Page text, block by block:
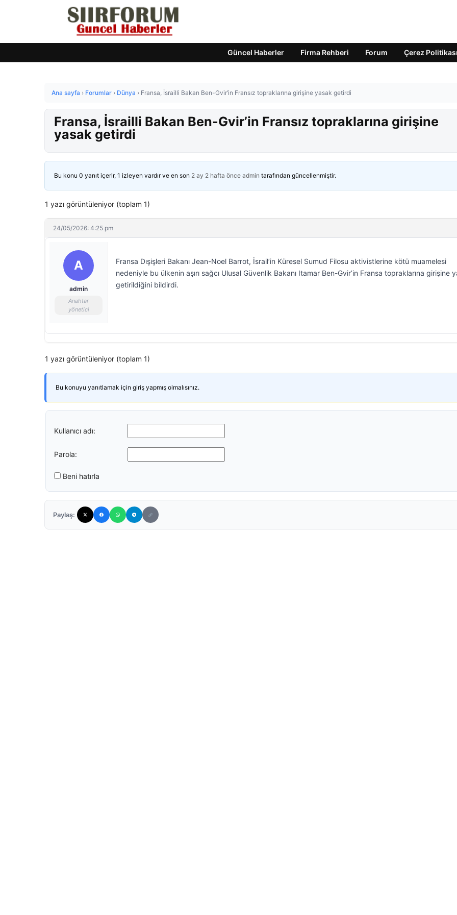
Güncel Haberler Firma Rehberi Forum Çerez Politikası
Ana sayfa › Forumlar › Dünya › Fransa, İsrailli Bakan Ben-Gvir’in Fransız topraklarına girişine yasak getirdi
Fransa, İsrailli Bakan Ben-Gvir’in Fransız topraklarına girişine
yasak getirdi
Bu konu 0 yanıt içerir, 1 izleyen vardır ve en son 2 ay 2 hafta önce admin tarafından güncellenmiştir.
1 yazı görüntüleniyor (toplam 1)
24/05/2026: 4:25 pm
A
admin
Anahtar
yönetici
Fransa Dışişleri Bakanı Jean-Noel Barrot, İsrail’in Küresel Sumud Filosu aktivistlerine kötü muamelesi
nedeniyle bu ülkenin aşırı sağcı Ulusal Güvenlik Bakanı Itamar Ben-Gvir’in Fransa topraklarına girişine
getirildiğini bildirdi.
1 yazı görüntüleniyor (toplam 1)
Bu konuyu yanıtlamak için giriş yapmış olmalısınız.
Kullanıcı adı:
Parola:
Beni hatırla
Paylaş: